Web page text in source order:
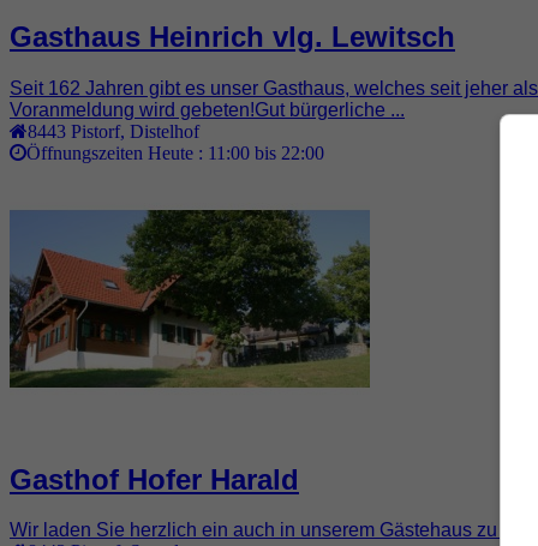
Gasthaus Heinrich vlg. Lewitsch
Seit 162 Jahren gibt es unser Gasthaus, welches seit jeher
Voranmeldung wird gebeten!Gut bürgerliche ...
8443 Pistorf, Distelhof
Öffnungszeiten Heute : 11:00 bis 22:00
Gasthof Hofer Harald
Wir laden Sie herzlich ein auch in unserem Gästehaus zu